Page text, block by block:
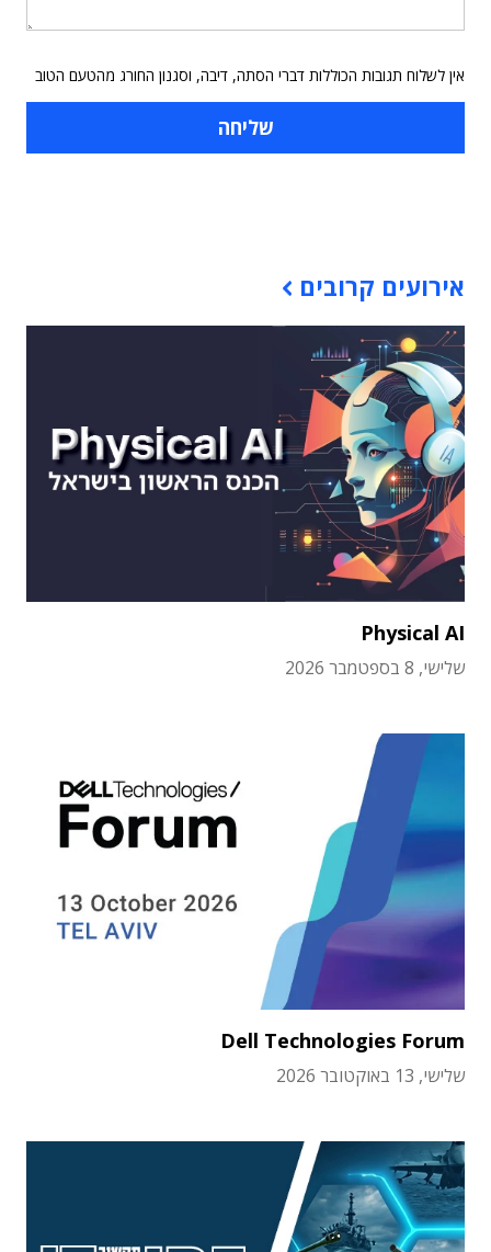
אין לשלוח תגובות הכוללות דברי הסתה, דיבה, וסגנון החורג מהטעם הטוב
אירועים קרובים
Physical AI
שלישי, 8 בספטמבר 2026
Dell Technologies Forum
שלישי, 13 באוקטובר 2026